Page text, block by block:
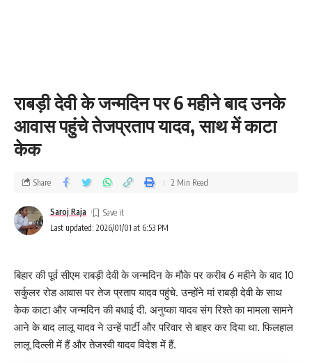
राबड़ी देवी के जन्मदिन पर 6 महीने बाद उनके
आवास पहुंचे तेजप्रताप यादव, साथ में काटा
केक
Last updated: 2026/01/01 at 6:53 PM
Saroj Raja
Share 2 Min Read
बिहार की पूर्व सीएम राबड़ी देवी के जन्मदिन के मौके पर करीब 6 महीने के बाद 10
सर्कुलर रोड आवास पर तेज प्रताप यादव पहुंचे. उन्होंने मां राबड़ी देवी के साथ
केक काटा और जन्मदिन की बधाई दी. अनुष्का यादव संग रिश्ते का मामला सामने
आने के बाद लालू यादव ने उन्हें पार्टी और परिवार से बाहर कर दिया था. फिलहाल
लालू दिल्ली में हैं और तेजस्वी यादव विदेश में हैं.